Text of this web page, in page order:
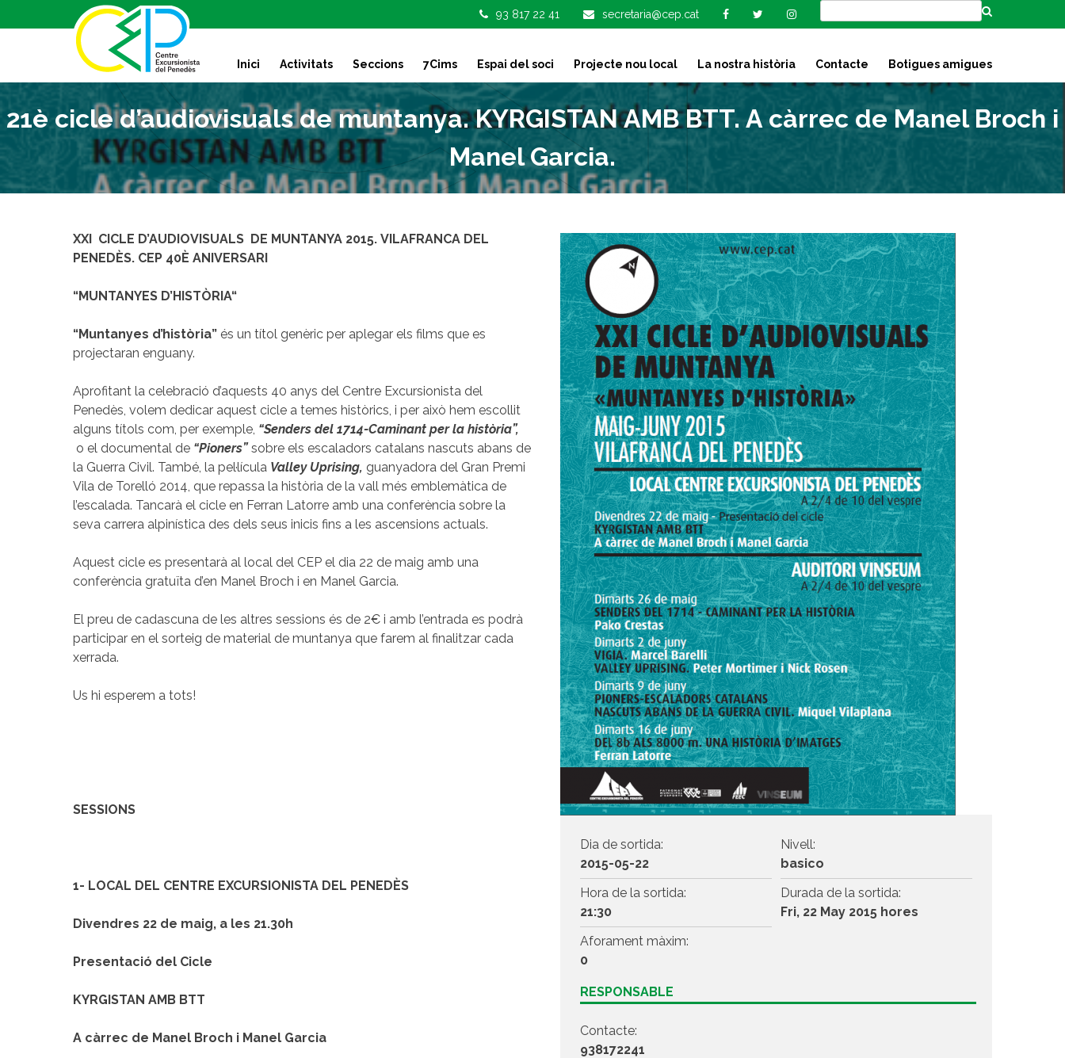
k
t
n
93 817 22 41 secretaria@cep.cat
Inici Activitats Seccions 7Cims Espai del soci Projecte nou local La nostra història Contacte Botigues amigues
21è cicle d’audiovisuals de muntanya. KYRGISTAN AMB BTT. A càrrec de Manel Broch i
Manel Garcia.
XXI CICLE D’AUDIOVISUALS DE MUNTANYA 2015. VILAFRANCA DEL
PENEDÈS. CEP 40È ANIVERSARI
“MUNTANYES D’HISTÒRIA“
“Muntanyes d’història” és un títol genèric per aplegar els films que es
projectaran enguany.
Aprofitant la celebració d’aquests 40 anys del Centre Excursionista del
Penedès, volem dedicar aquest cicle a temes històrics, i per això hem escollit
alguns títols com, per exemple, “Senders del 1714-Caminant per la història”,
o el documental de “Pioners”sobre els escaladors catalans nascuts abans de
la Guerra Civil. També, la pel·lícula Valley Uprising, guanyadora del Gran Premi
Vila de Torelló 2014, que repassa la història de la vall més emblemàtica de
l’escalada. Tancarà el cicle en Ferran Latorre amb una conferència sobre la
seva carrera alpinística des dels seus inicis fins a les ascensions actuals.
Aquest cicle es presentarà al local del CEP el dia 22 de maig amb una
conferència gratuïta d’en Manel Broch i en Manel Garcia.
El preu de cadascuna de les altres sessions és de 2€ i amb l’entrada es podrà
participar en el sorteig de material de muntanya que farem al finalitzar cada
xerrada.
Us hi esperem a tots!
SESSIONS
1- LOCAL DEL CENTRE EXCURSIONISTA DEL PENEDÈS
Divendres 22 de maig, a les 21.30h
Presentació del Cicle
KYRGISTAN AMB BTT
A càrrec de Manel Broch i Manel Garcia
Dia de sortida:
2015-05-22
Nivell:
basico
Hora de la sortida:
21:30
Durada de la sortida:
Fri, 22 May 2015 hores
Aforament màxim:
0
RESPONSABLE
Contacte:
938172241